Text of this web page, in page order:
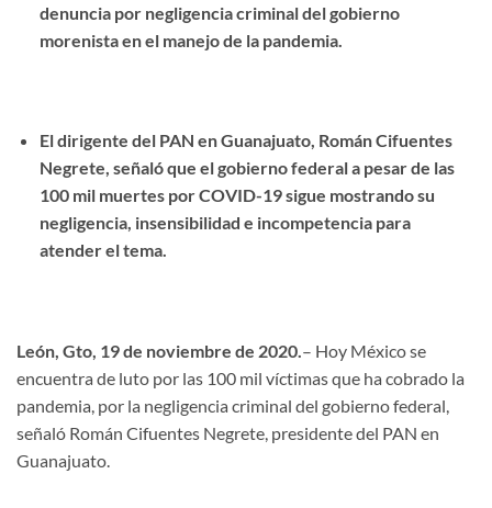
denuncia por negligencia criminal del gobierno
morenista en el manejo de la pandemia.
El dirigente del PAN en Guanajuato, Román Cifuentes
Negrete, señaló que el gobierno federal a pesar de las
100 mil muertes por COVID-19 sigue mostrando su
negligencia, insensibilidad e incompetencia para
atender el tema.
León, Gto, 19 de noviembre de 2020.– Hoy México se
encuentra de luto por las 100 mil víctimas que ha cobrado la
pandemia, por la negligencia criminal del gobierno federal,
señaló Román Cifuentes Negrete, presidente del PAN en
Guanajuato.